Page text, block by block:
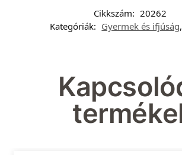
Cikkszám: 20262
Kategóriák: Gyermek és ifjúság,